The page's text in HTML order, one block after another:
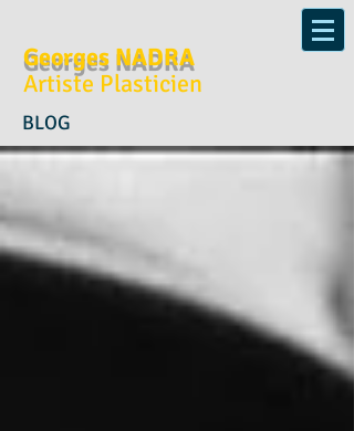
Georges NADRA
Artiste Plasticien
BLOG